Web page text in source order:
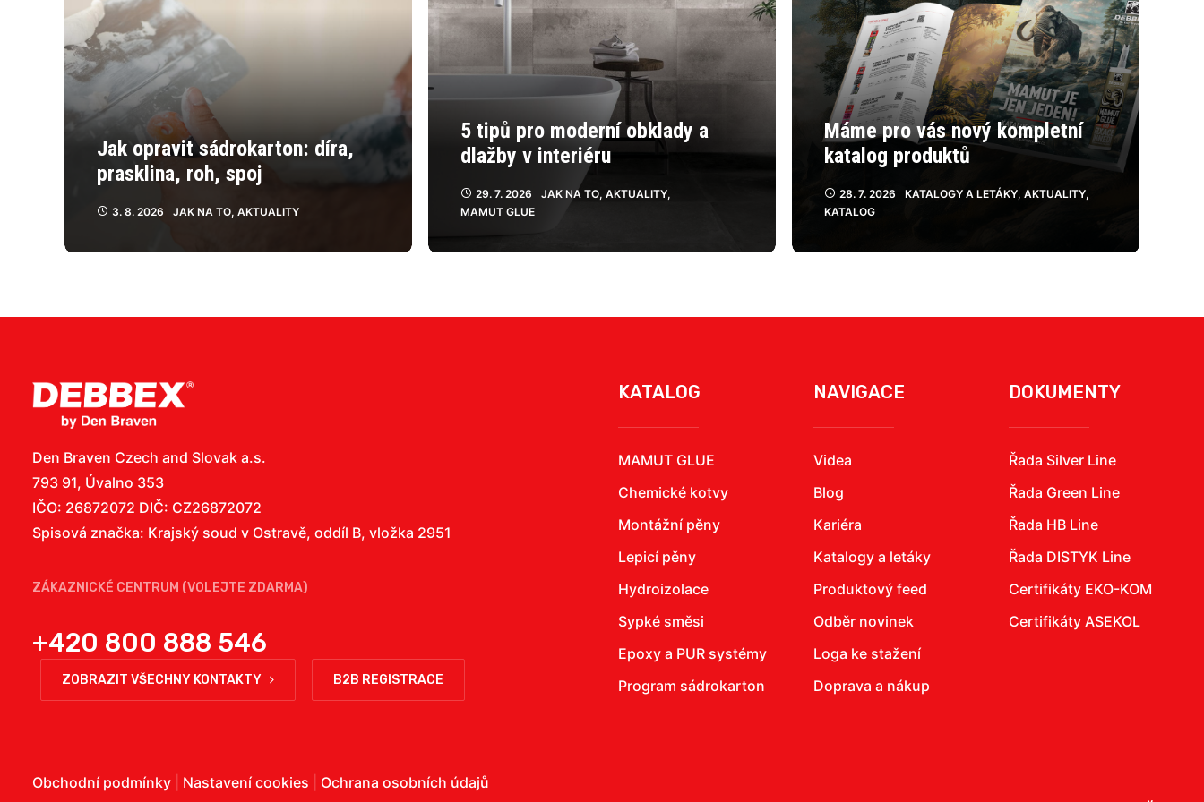
Jak opravit sádrokarton: díra,
prasklina, roh, spoj
3. 8. 2026 JAK NA TO, AKTUALITY
5 tipů pro moderní obklady a
dlažby v interiéru
29. 7. 2026 JAK NA TO, AKTUALITY,
MAMUT GLUE
Máme pro vás nový kompletní
katalog produktů
28. 7. 2026 KATALOGY A LETÁKY, AKTUALITY,
KATALOG
Den Braven Czech and Slovak a.s.
793 91, Úvalno 353
IČO: 26872072 DIČ: CZ26872072
Spisová značka: Krajský soud v Ostravě, oddíl B, vložka 2951
ZÁKAZNICKÉ CENTRUM (VOLEJTE ZDARMA)
+420 800 888 546
ZOBRAZIT VŠECHNY KONTAKTY B2B REGISTRACE
KATALOG
MAMUT GLUE
Chemické kotvy
Montážní pěny
Lepicí pěny
Hydroizolace
Sypké směsi
Epoxy a PUR systémy
Program sádrokarton
NAVIGACE
Videa
Blog
Kariéra
Katalogy a letáky
Produktový feed
Odběr novinek
Loga ke stažení
Doprava a nákup
DOKUMENTY
Řada Silver Line
Řada Green Line
Řada HB Line
Řada DISTYK Line
Certifikáty EKO-KOM
Certifikáty ASEKOL
Obchodní podmínky Nastavení cookies Ochrana osobních údajů